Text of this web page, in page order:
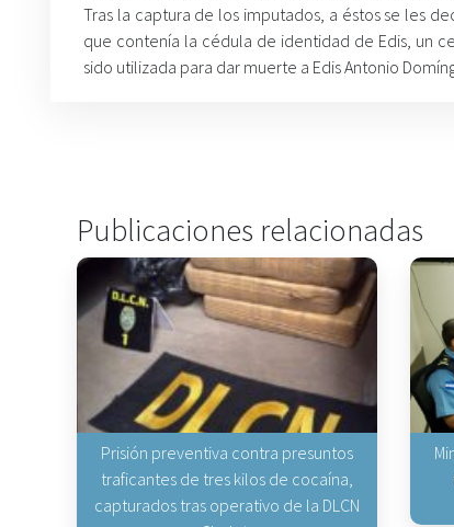
Tras la captura de los imputados, a éstos se les
que contenía la cédula de identidad de Edis, un
sido utilizada para dar muerte a Edis Antonio
Publicaciones relacionadas
Prisión preventiva contra presuntos
traficantes de tres kilos de cocaína,
capturados tras operativo de la DLCN